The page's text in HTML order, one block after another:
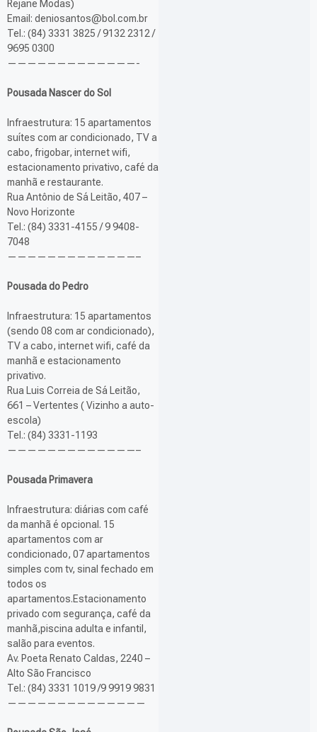
Rejane Modas)
Email: deniosantos@bol.com.br
Tel.: (84) 3331 3825 / 9132 2312 /
9695 0300
—————————————-
Pousada Nascer do Sol
Infraestrutura: 15 apartamentos
suítes com ar condicionado, TV a
cabo, frigobar, internet wifi,
estacionamento privativo, café da
manhã e restaurante.
Rua Antônio de Sá Leitão, 407 –
Novo Horizonte
Tel.: (84) 3331-4155 / 9 9408-
7048
—————————————–
Pousada do Pedro
Infraestrutura: 15 apartamentos
(sendo 08 com ar condicionado),
TV a cabo, internet wifi, café da
manhã e estacionamento
privativo.
Rua Luis Correia de Sá Leitão,
661 – Vertentes ( Vizinho a auto-
escola)
Tel.: (84) 3331-1193
—————————————–
Pousada Primavera
Infraestrutura: diárias com café
da manhã é opcional. 15
apartamentos com ar
condicionado, 07 apartamentos
simples com tv, sinal fechado em
todos os
apartamentos.Estacionamento
privado com segurança, café da
manhã,piscina adulta e infantil,
salão para eventos.
Av. Poeta Renato Caldas, 2240 –
Alto São Francisco
Tel.: (84) 3331 1019 /9 9919 9831
——————————————